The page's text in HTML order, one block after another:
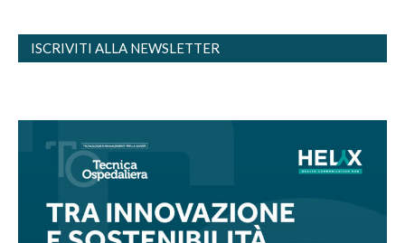
ISCRIVITI ALLA NEWSLETTER